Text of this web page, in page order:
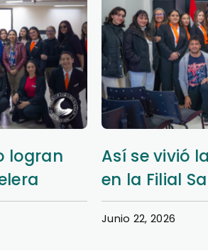
Aprendizaje
Italia
Junio 20, 2026